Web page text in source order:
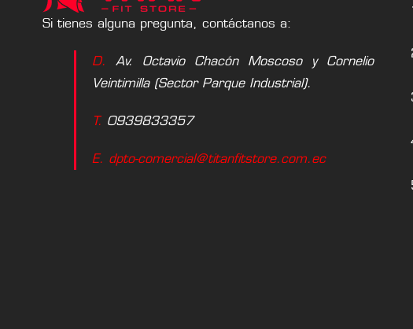
Si tienes alguna pregunta, contáctanos a:
D. Av. Octavio Chacón Moscoso y Cornelio
Veintimilla (Sector Parque Industrial).
T. 0939833357
E. dpto-comercial@titanfitstore.com.ec